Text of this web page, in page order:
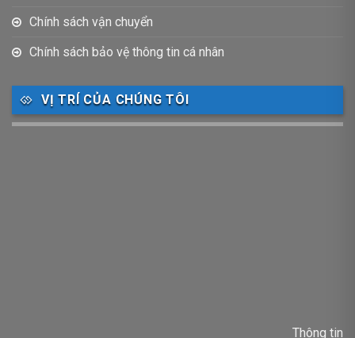
Chính sách vận chuyển
Chính sách bảo vệ thông tin cá nhân
VỊ TRÍ CỦA CHÚNG TÔI
Thông tin